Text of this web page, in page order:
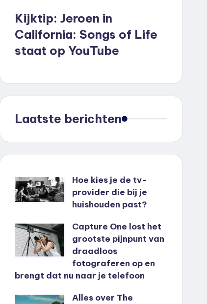
Kijktip: Jeroen in
California: Songs of Life
staat op YouTube
Laatste berichten
Hoe kies je de tv-
provider die bij je
huishouden past?
Capture One lost het
grootste pijnpunt van
draadloos
fotograferen op en
brengt dat nu naar je telefoon
Alles over The